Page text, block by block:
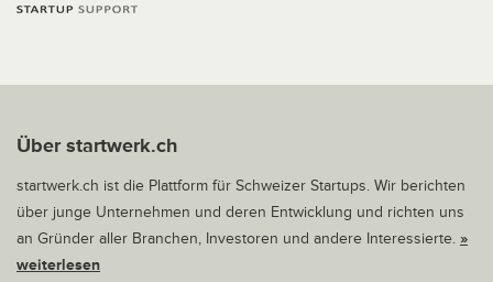
Über startwerk.ch
startwerk.ch ist die Plattform für Schweizer Startups. Wir berichten
über junge Unternehmen und deren Entwicklung und richten uns
an Gründer aller Branchen, Investoren und andere Interessierte. »
weiterlesen